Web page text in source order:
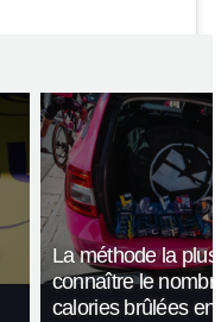
La méthode la
connaître le
calories brûlées